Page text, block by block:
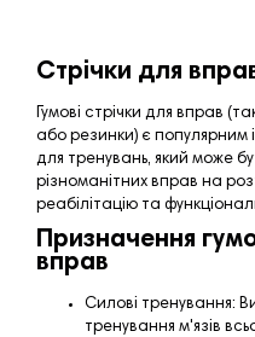
Стрічки для
Гумові стрічки для вправ
або резинки) є популярним
для тренувань, який може
різноманітних вправ на
реабілітацію та
Призначення
вправ
Силові тренування:
тренування м'язів